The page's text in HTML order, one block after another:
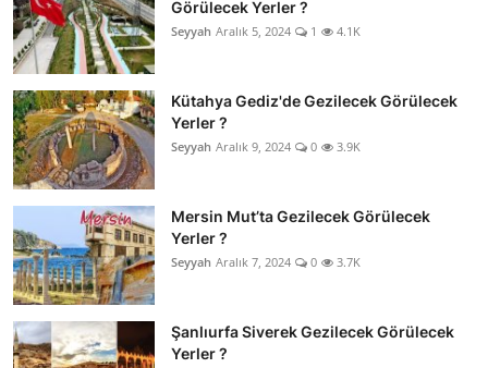
Görülecek Yerler ?
Seyyah Aralık 5, 2024 1 4.1K
Kütahya Gediz'de Gezilecek Görülecek
Yerler ?
Seyyah Aralık 9, 2024 0 3.9K
Mersin Mut’ta Gezilecek Görülecek
Yerler ?
Seyyah Aralık 7, 2024 0 3.7K
Şanlıurfa Siverek Gezilecek Görülecek
Yerler ?